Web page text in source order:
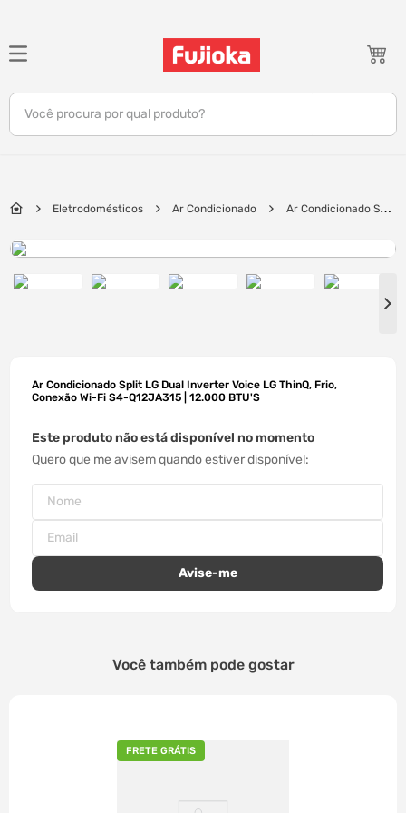
Você procura por qual produto?
Eletrodomésticos Ar Condicionado
Ar Condicionado Split
BTU'S
Ar Condicionado Split LG Dual Inverter Voice LG ThinQ, Frio,
Conexão Wi-Fi S4-Q12JA315 | 12.000 BTU'S
Este produto não está disponível no momento
Quero que me avisem quando estiver disponível
Você também pode gostar
FRETE GRÁTIS
TERMOS MAIS BUSCADOS
1º
notebook
5º
tablet
impressora
10º fone